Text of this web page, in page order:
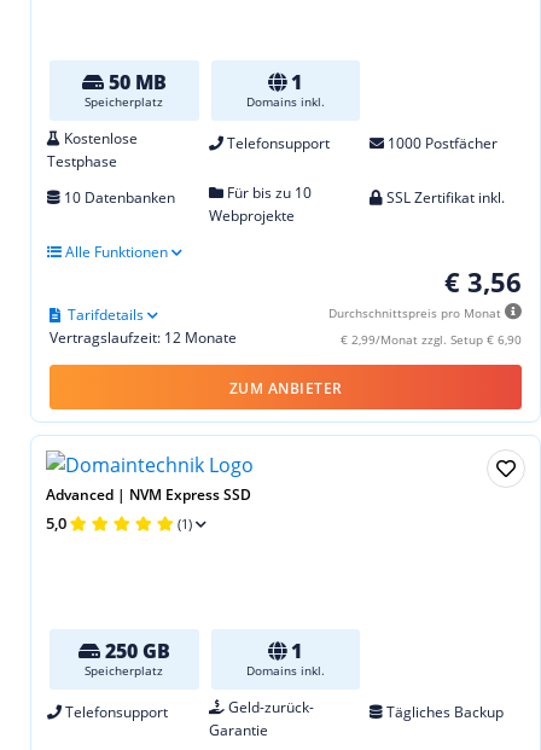
50 MB
Speicherplatz
1
Domains inkl.
Kostenlose
Testphase
Telefonsupport 1000 Postfächer
10 Datenbanken
Für bis zu 10
Webprojekte
SSL Zertifikat inkl.
Alle Funktionen
€ 3,56
Durchschnittspreis pro Monat
€ 2,99/Monat zzgl. Setup € 6,90
Vertragslaufzeit: 12 Monate
Tarifdetails
ZUM ANBIETER
Advanced | NVM Express SSD
5,0 (1)
250 GB
Speicherplatz
1
Domains inkl.
Telefonsupport
Geld-zurück-
Garantie
Tägliches Backup